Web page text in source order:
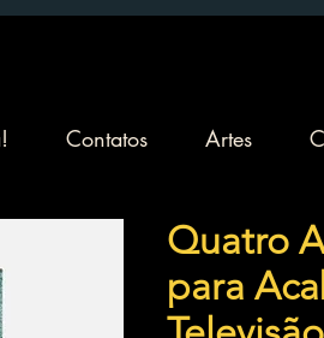
Contatos Artes
Quatro
para